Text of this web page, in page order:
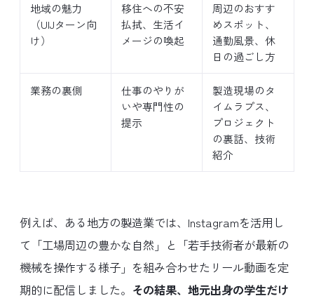
地域の魅力
（UIJターン向
け）
移住への不安
払拭、生活イ
メージの喚起
周辺のおすす
めスポット、
通勤風景、休
日の過ごし方
業務の裏側
仕事のやりが
いや専門性の
提示
製造現場のタ
イムラプス、
プロジェクト
の裏話、技術
紹介
例えば、ある地方の製造業では、Instagramを活用し
て「工場周辺の豊かな自然」と「若手技術者が最新の
機械を操作する様子」を組み合わせたリール動画を定
期的に配信しました。 その結果、地元出身の学生だけ